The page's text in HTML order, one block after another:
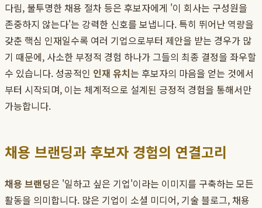
다림, 불투명한 채용 절차 등은 후보자에게 '이 회사는 구성원을
존중하지 않는다'는 강력한 신호를 보냅니다. 특히 뛰어난 역량을
갖춘 핵심 인재일수록 여러 기업으로부터 제안을 받는 경우가 많
기 때문에, 사소한 부정적 경험 하나가 그들의 최종 결정을 좌우할
수 있습니다. 성공적인 인재 유치는 후보자의 마음을 얻는 것에서
부터 시작되며, 이는 체계적으로 설계된 긍정적 경험을 통해서만
가능합니다.
채용 브랜딩과 후보자 경험의 연결고리
채용 브랜딩은 '일하고 싶은 기업'이라는 이미지를 구축하는 모든
활동을 의미합니다. 많은 기업이 소셜 미디어, 기술 블로그, 채용